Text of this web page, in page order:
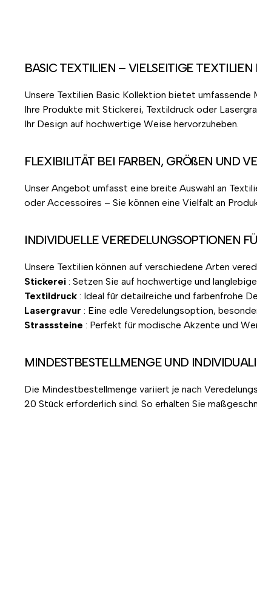
BASIC TEXTILIEN – VIELSEITIGE
Unsere Textilien Basic Kollektion bietet umfassende
Ihre Produkte mit Stickerei, Textildruck oder
Ihr Design auf hochwertige Weise hervorzuheben.
FLEXIBILITÄT BEI FARBEN, GRÖßEN UND
Unser Angebot umfasst eine breite Auswahl an
oder Accessoires – Sie können eine Vielfalt an
INDIVIDUELLE VEREDELUNGSOPTIONEN
Unsere Textilien können auf verschiedene Arten
Stickerei : Setzen Sie auf hochwertige und
Textildruck : Ideal für detailreiche und farbenfrohe
Lasergravur : Eine edle Veredelungsoption,
Strasssteine : Perfekt für modische Akzente und
MINDESTBESTELLMENGE UND
Die Mindestbestellmenge variiert je nach
20 Stück erforderlich sind. So erhalten Sie